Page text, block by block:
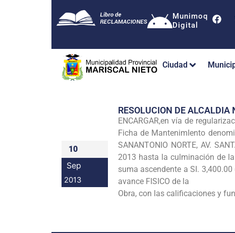
Munimoq
Digital
Ciudad
10
Sep
2013
RESOLUCION DE
ENCARGAR,en vía de
Ficha de MantenimIento
SANANTONIO NORTE, AV.
2013 hasta la culminación de
suma ascendente a SI. 3,400.00
avance FISICO de la
Obra, con las calificaciones y